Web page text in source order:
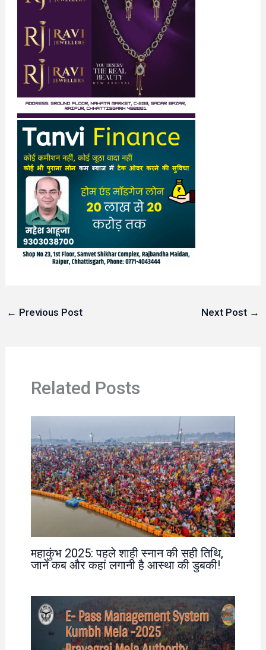
← Previous Post Next Post →
Related Posts
महाकुंभ 2025: पहले शाही स्नान की सही तिथि,
जानें कब और कहां लगानी है आस्था की डुबकी!